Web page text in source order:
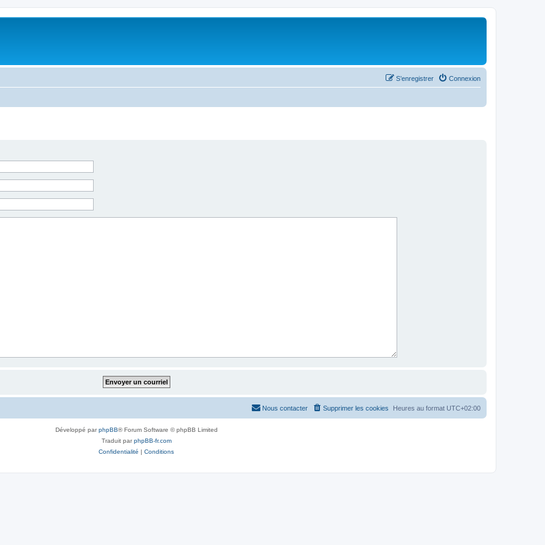
Connexion
S’enregistrer
Heures au format UTC+02:00
Supprimer les cookies
Nous contacter
Développé parphpBB® Forum Software © phpBB Limited
Traduit parphpBB-fr.com
Confidentialité | Conditions